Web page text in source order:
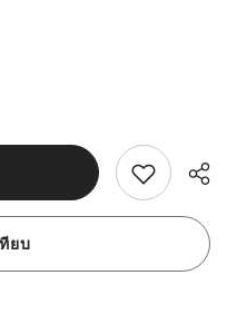
สนใจสิ้นค้านี้
ยบ